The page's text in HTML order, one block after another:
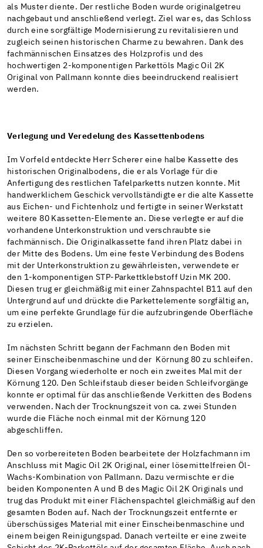
als Muster diente. Der restliche Boden wurde originalgetreu
nachgebaut und anschließend verlegt. Ziel war es, das Schloss
durch eine sorgfältige Modernisierung zu revitalisieren und
zugleich seinen historischen Charme zu bewahren. Dank des
fachmännischen Einsatzes des Holzprofis und des
hochwertigen 2-komponentigen Parkettöls Magic Oil 2K
Original von Pallmann konnte dies beeindruckend realisiert
werden.
Verlegung und Veredelung des Kassettenbodens
Im Vorfeld entdeckte Herr Scherer eine halbe Kassette des
historischen Originalbodens, die er als Vorlage für die
Anfertigung des restlichen Tafelparketts nutzen konnte. Mit
handwerklichem Geschick vervollständigte er die alte Kassette
aus Eichen- und Fichtenholz und fertigte in seiner Werkstatt
weitere 80 Kassetten-Elemente an. Diese verlegte er auf die
vorhandene Unterkonstruktion und verschraubte sie
fachmännisch. Die Originalkassette fand ihren Platz dabei in
der Mitte des Bodens. Um eine feste Verbindung des Bodens
mit der Unterkonstruktion zu gewährleisten, verwendete er
den 1-komponentigen STP-Parkettklebstoff Uzin MK 200.
Diesen trug er gleichmäßig mit einer Zahnspachtel B11 auf den
Untergrund auf und drückte die Parkettelemente sorgfältig an,
um eine perfekte Grundlage für die aufzubringende Oberfläche
zu erzielen.
Im nächsten Schritt begann der Fachmann den Boden mit
seiner Einscheibenmaschine und der Körnung 80 zu schleifen.
Diesen Vorgang wiederholte er noch ein zweites Mal mit der
Körnung 120. Den Schleifstaub dieser beiden Schleifvorgänge
konnte er optimal für das anschließende Verkitten des Bodens
verwenden. Nach der Trocknungszeit von ca. zwei Stunden
wurde die Fläche noch einmal mit der Körnung 120
abgeschliffen.
Den so vorbereiteten Boden bearbeitete der Holzfachmann im
Anschluss mit Magic Oil 2K Original, einer lösemittelfreien Öl-
Wachs-Kombination von Pallmann. Dazu vermischte er die
beiden Komponenten A und B des Magic Oil 2K Originals und
trug das Produkt mit einer Flächenspachtel gleichmäßig auf den
gesamten Boden auf. Nach der Trocknungszeit entfernte er
überschüssiges Material mit einer Einscheibenmaschine und
einem beigen Reinigungspad. Danach verteilte er eine zweite